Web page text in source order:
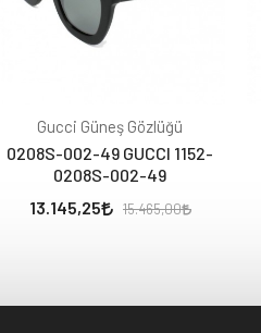
Gucci Güneş Gözlüğü
0208S-002-49 GUCCI 1152-
0208S-002-49
13.145,25
15.465,00